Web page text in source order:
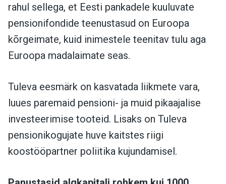
rahul sellega, et Eesti pankadele kuuluvate
pensionifondide teenustasud on Euroopa
kõrgeimate, kuid inimestele teenitav tulu aga
Euroopa madalaimate seas.
Tuleva eesmärk on kasvatada liikmete vara,
luues paremaid pensioni- ja muid pikaajalise
investeerimise tooteid. Lisaks on Tuleva
pensionikogujate huve kaitstes riigi
koostööpartner poliitika kujundamisel.